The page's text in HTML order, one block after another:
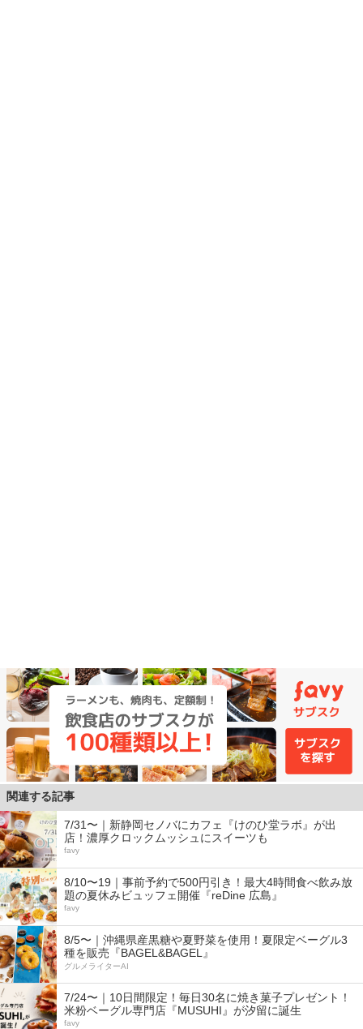
関連する記事
7/31〜｜新静岡セノバにカフェ『けのひ堂ラボ』が出
店！濃厚クロックムッシュにスイーツも
favy
8/10〜19｜事前予約で500円引き！最大4時間食べ飲み放
題の夏休みビュッフェ開催『reDine 広島』
favy
8/5〜｜沖縄県産黒糖や夏野菜を使用！夏限定ベーグル3
種を販売『BAGEL&BAGEL』
グルメライターAI
7/24〜｜10日間限定！毎日30名に焼き菓子プレゼント！
米粉ベーグル専門店『MUSUHI』が汐留に誕生
favy